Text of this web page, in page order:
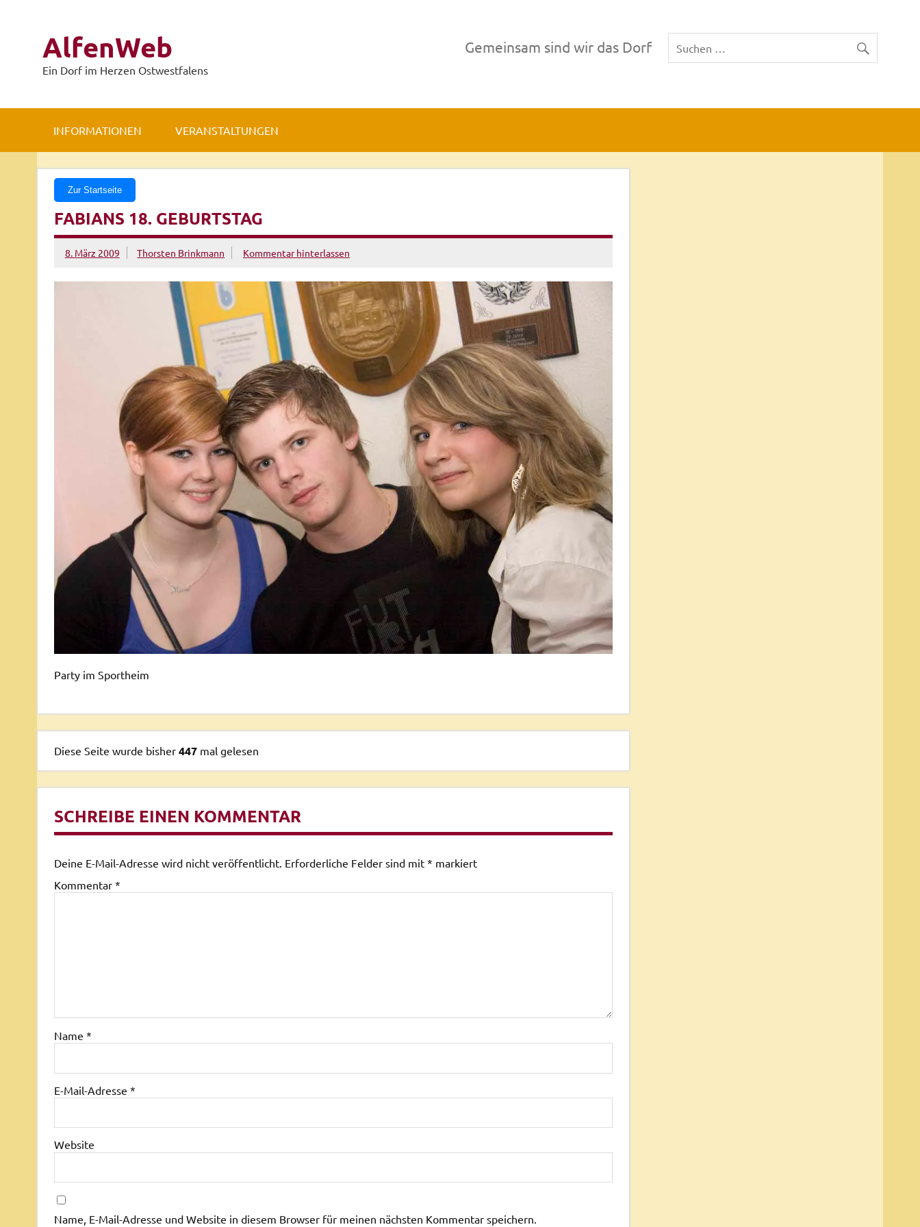
AlfenWeb
Ein Dorf im Herzen Ostwestfalens
Gemeinsam sind wir das Dorf
INFORMATIONEN VERANSTALTUNGEN
Zur Startseite
FABIANS 18. GEBURTSTAG
8. März 2009 Thorsten Brinkmann Kommentar hinterlassen
Party im Sportheim
Diese Seite wurde bisher447 mal gelesen
SCHREIBE EINEN KOMMENTAR
Deine E-Mail-Adresse wird nicht veröffentlicht. Erforderliche Felder sind mit * markiert
Kommentar *
Name *
E-Mail-Adresse *
Website
Name, E-Mail-Adresse und Website in diesem Browser für meinen nächsten Kommentar speichern.